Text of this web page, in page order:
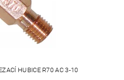
HUBICE R70 AC 3-10